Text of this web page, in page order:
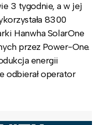
3 tygodnie, a w jej
8300
Hanwha SolarOne
przez Power-One.
energii
odbierał operator